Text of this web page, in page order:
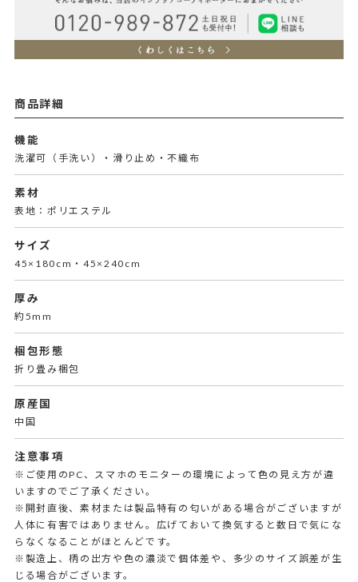
商品詳細
機能
洗濯可（手洗い）・滑り止め・不織布
素材
表地：ポリエステル
サイズ
45×180cm・45×240cm
厚み
約5mm
梱包形態
折り畳み梱包
原産国
中国
注意事項
※ご使用のPC、スマホのモニターの環境によって色の見え方が違
いますのでご了承ください。
※開封直後、素材または製品特有の匂いがある場合がございますが
人体に有害ではありません。広げておいて換気すると数日で気にな
らなくなることがほとんどです。
※製造上、柄の出方や色の濃淡で個体差や、多少のサイズ誤差が生
じる場合がございます。